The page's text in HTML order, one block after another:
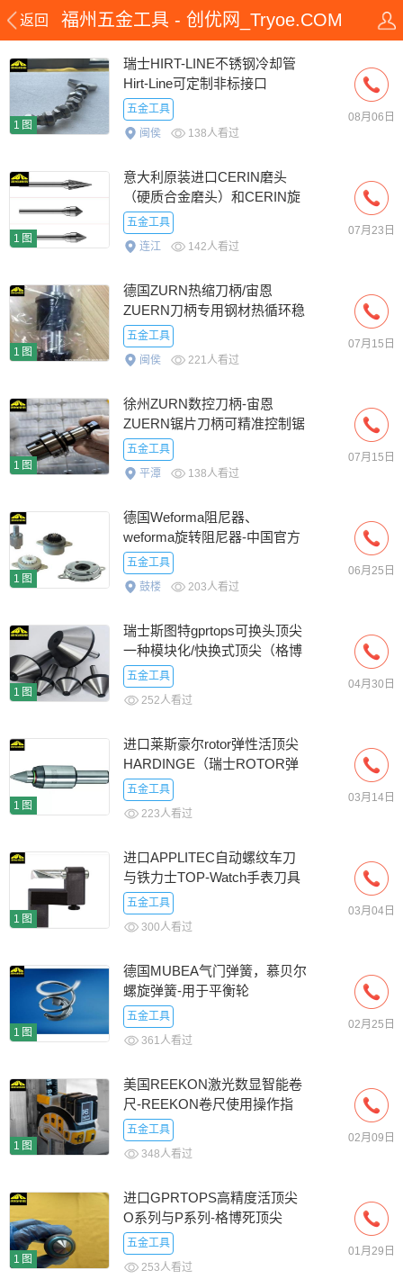
返回 福州五金工具 - 创优网_Tryoe.COM
1图
瑞士HIRT-LINE不锈钢冷却管
Hirt-Line可定制非标接口
五金工具
闽侯
138人看过
08月06日
1图
意大利原装进口CERIN磨头
（硬质合金磨头）和CERIN旋
转锉-渭柏精密授权总代
五金工具
连江
142人看过
07月23日
1图
德国ZURN热缩刀柄/宙恩
ZUERN刀柄专用钢材热循环稳
定性强
五金工具
闽侯
221人看过
07月15日
1图
徐州ZURN数控刀柄-宙恩
ZUERN锯片刀柄可精准控制锯
片轴向偏
五金工具
平潭
138人看过
07月15日
1图
德国Weforma阻尼器、
weforma旋转阻尼器-中国官方
代理
五金工具
鼓楼
203人看过
06月25日
1图
瑞士斯图特gprtops可换头顶尖
一种模块化/快换式顶尖（格博
活顶尖）
五金工具
252人看过
04月30日
1图
进口莱斯豪尔rotor弹性活顶尖
HARDINGE（瑞士ROTOR弹
性顶尖）
五金工具
223人看过
03月14日
1图
进口APPLITEC自动螺纹车刀
与铁力士TOP-Watch手表刀具
优势
五金工具
300人看过
03月04日
1图
德国MUBEA气门弹簧，慕贝尔
螺旋弹簧-用于平衡轮
五金工具
361人看过
02月25日
1图
美国REEKON激光数显智能卷
尺-REEKON卷尺使用操作指
南
五金工具
348人看过
02月09日
1图
进口GPRTOPS高精度活顶尖
O系列与P系列-格博死顶尖
五金工具
253人看过
01月29日